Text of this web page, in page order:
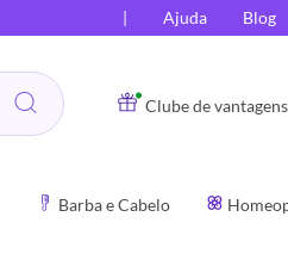
Ajuda Blog
Clube de vantagens
Barba e Cabelo